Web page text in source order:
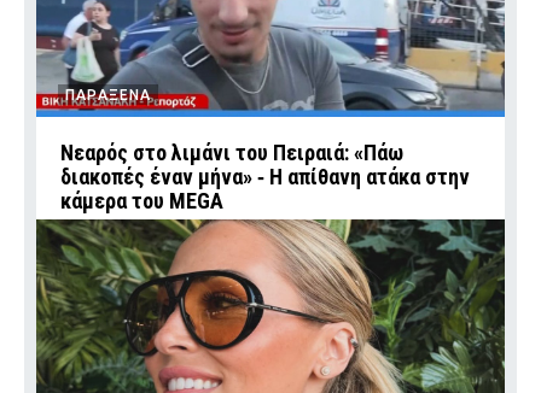
ΠΑΡΑΞΕΝΑ
Νεαρός στο λιμάνι του Πειραιά: «Πάω
διακοπές έναν μήνα» ‑ Η απίθανη ατάκα στην
κάμερα του MEGA